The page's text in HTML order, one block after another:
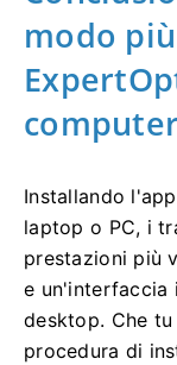
modo
Installando
laptop o PC, i
prestazioni più
e
desktop. Che
procedura di